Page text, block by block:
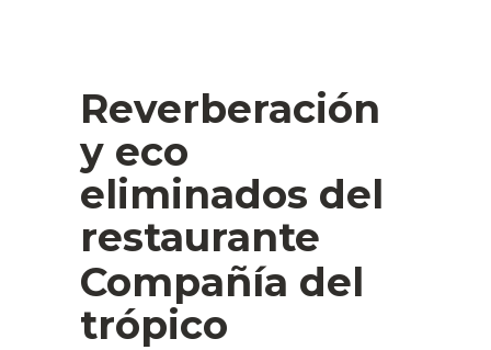
Reverberación
y eco
eliminados del
restaurante
Compañía del
trópico